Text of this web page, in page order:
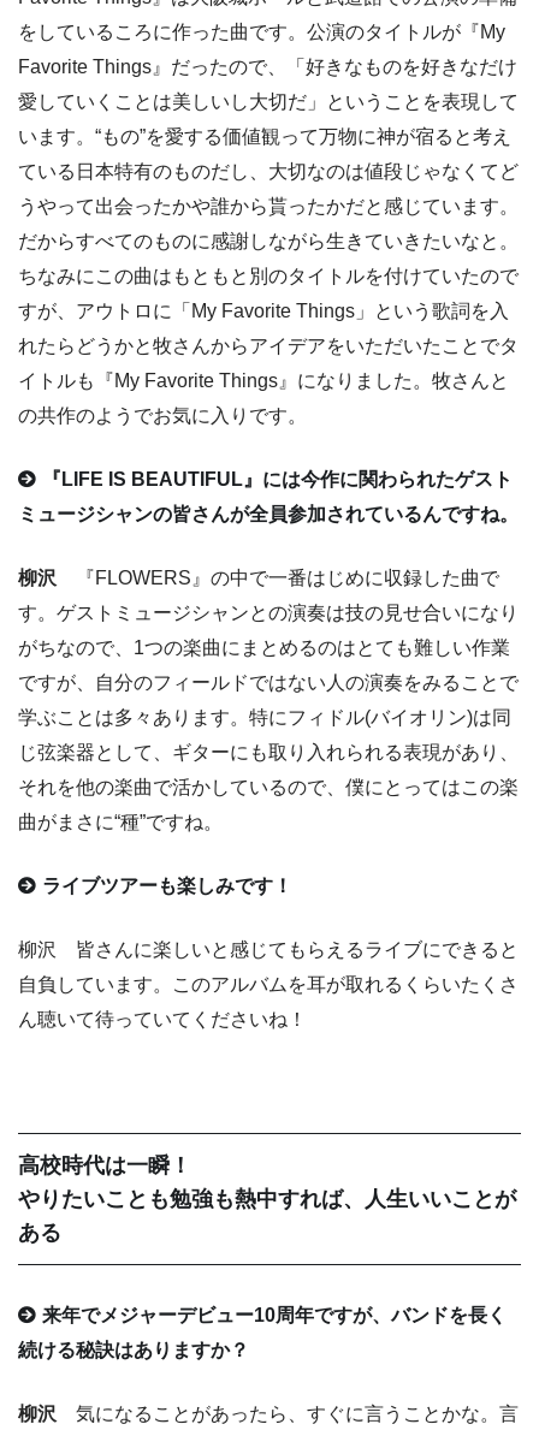
をしているころに作った曲です。公演のタイトルが『My
Favorite Things』だったので、「好きなものを好きなだけ
愛していくことは美しいし大切だ」ということを表現して
います。“もの”を愛する価値観って万物に神が宿ると考え
ている日本特有のものだし、大切なのは値段じゃなくてど
うやって出会ったかや誰から貰ったかだと感じています。
だからすべてのものに感謝しながら生きていきたいなと。
ちなみにこの曲はもともと別のタイトルを付けていたので
すが、アウトロに「My Favorite Things」という歌詞を入
れたらどうかと牧さんからアイデアをいただいたことでタ
イトルも『My Favorite Things』になりました。牧さんと
の共作のようでお気に入りです。
『LIFE IS BEAUTIFUL』には今作に関わられたゲスト
ミュージシャンの皆さんが全員参加されているんですね。
柳沢
『FLOWERS』の中で一番はじめに収録した曲で
す。ゲストミュージシャンとの演奏は技の見せ合いになり
がちなので、1つの楽曲にまとめるのはとても難しい作業
ですが、自分のフィールドではない人の演奏をみることで
学ぶことは多々あります。特にフィドル(バイオリン)は同
じ弦楽器として、ギターにも取り入れられる表現があり、
それを他の楽曲で活かしているので、僕にとってはこの楽
曲がまさに“種”ですね。
ライブツアーも楽しみです！
柳沢 皆さんに楽しいと感じてもらえるライブにできると
自負しています。このアルバムを耳が取れるくらいたくさ
ん聴いて待っていてくださいね！
高校時代は一瞬！
やりたいことも勉強も熱中すれば、人生いいことが
ある
来年でメジャーデビュー10周年ですが、バンドを長く
続ける秘訣はありますか？
柳沢 気になることがあったら、すぐに言うことかな。言